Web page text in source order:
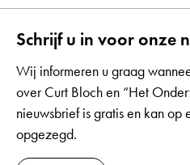
Schrijf u in voor onze
Wij informeren u graag
over Curt Bloch en “Het
nieuwsbrief is gratis en kan op
opgezegd.